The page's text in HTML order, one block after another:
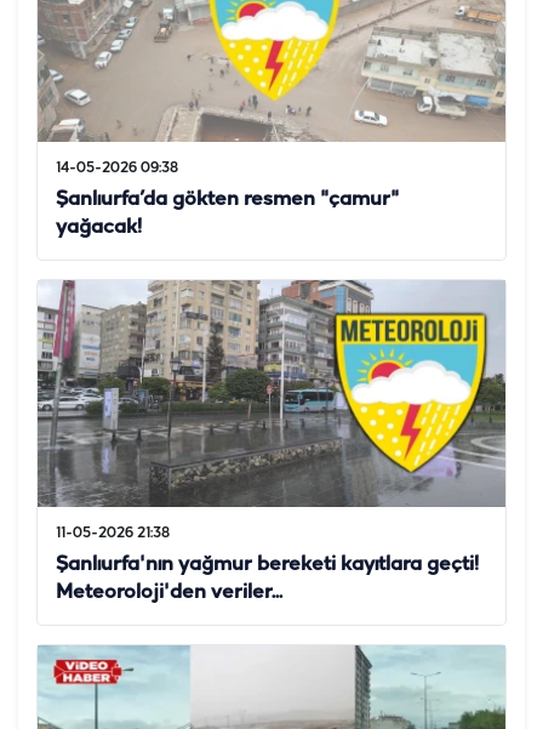
14-05-2026 09:38
Şanlıurfa’da gökten resmen "çamur"
yağacak!
11-05-2026 21:38
Şanlıurfa'nın yağmur bereketi kayıtlara geçti!
Meteoroloji'den veriler...